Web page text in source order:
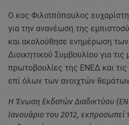
Ο κος Φιλιππόπουλος
για την ανανέωση της
και ακολούθησε ενημέρωση
Διοικητικού Συμβουλίου για τις
πρωτοβουλίες της ΕΝΕΔ και τις
επί όλων των ανοιχτών
Η Ένωση Εκδοτών Διαδικτύου
Ιανουάριο του 2012, εκπροσωπεί